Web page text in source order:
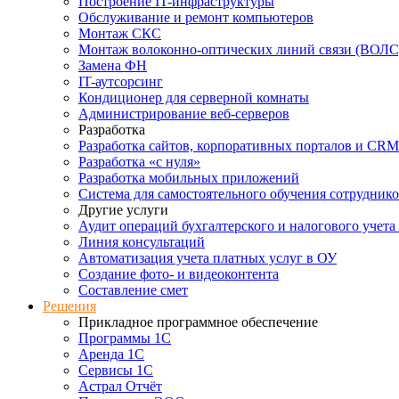
Обслуживание и ремонт компьютеров
Монтаж СКС
Монтаж волоконно-оптических линий связи
Замена ФН
IT-аутсорсинг
Кондиционер для серверной комнаты
Администрирование веб-серверов
Разработка
Разработка сайтов, корпоративных порталов и CRM
Разработка «с нуля»
Разработка мобильных приложений
Система для самостоятельного обучения
Другие услуги
Аудит операций бухгалтерского и налогового
Линия консультаций
Автоматизация учета платных услуг в ОУ
Создание фото- и видеоконтента
Составление смет
Решения
Прикладное программное обеспечение
Программы 1С
Аренда 1С
Сервисы 1С
Астрал Отчёт